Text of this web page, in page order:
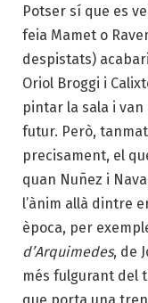
Potser sí que es
feia Mamet o
despistats)
Oriol Broggi i
pintar la sala i
futur. Però,
precisament, el
quan Nuñez i
l’ànim allà dintre
època, per
d’Arquimedes, de
més fulgurant del